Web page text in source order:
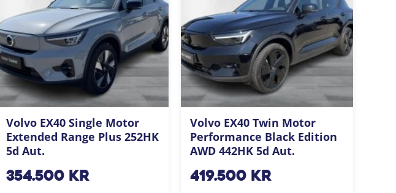
Volvo EX40 Single Motor
Extended Range Plus 252HK
5d Aut.
354.500 kr
Volvo EX40 Twin Motor
Performance Black Edition
AWD 442HK 5d Aut.
419.500 kr